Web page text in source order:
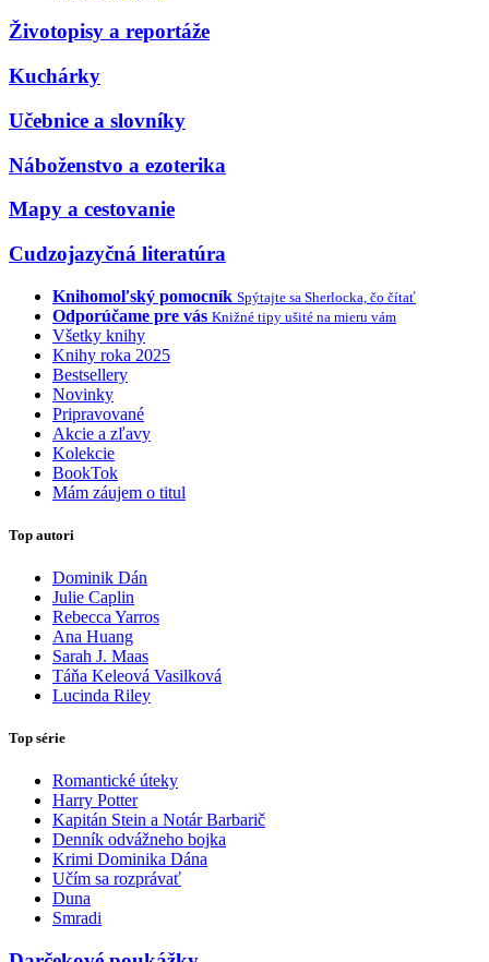
Životopisy a reportáže
Kuchárky
Učebnice a slovníky
Náboženstvo a ezoterika
Mapy a cestovanie
Cudzojazyčná literatúra
Knihomoľský pomocník Spýtajte sa Sherlocka, čo čítať
Odporúčame pre vás Knižné tipy ušité na mieru vám
Všetky knihy
Knihy roka 2025
Bestsellery
Novinky
Pripravované
Akcie a zľavy
Kolekcie
BookTok
Mám záujem o titul
Top autori
Dominik Dán
Julie Caplin
Rebecca Yarros
Ana Huang
Sarah J. Maas
Táňa Keleová Vasilková
Lucinda Riley
Top série
Romantické úteky
Harry Potter
Kapitán Stein a Notár Barbarič
Denník odvážneho bojka
Krimi Dominika Dána
Učím sa rozprávať
Duna
Smradi